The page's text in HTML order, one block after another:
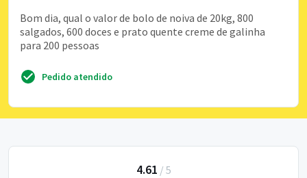
Bom dia, qual o valor de bolo de noiva de 20kg, 800
salgados, 600 doces e prato quente creme de galinha
para 200 pessoas
Pedido atendido
4.61 / 5